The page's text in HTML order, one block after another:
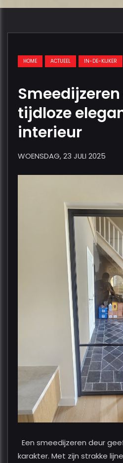
HOME ACTUEEL IN-DE-KIJKER
tijdloze
interieur
WOENSDAG, 23 JULI 2025
Een smeedijzeren deur
karakter. Met zijn strakke